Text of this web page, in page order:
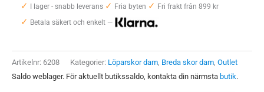
Wide
✓ I lager - snabb leverans ✓ Fria byten ✓ Fri frakt från 899 kr
✓ Betala säkert och enkelt —
Artikelnr: 6208 Kategorier: Löparskor dam, Breda skor dam, Outlet
Saldo weblager. För aktuellt butikssaldo, kontakta din närmsta butik.